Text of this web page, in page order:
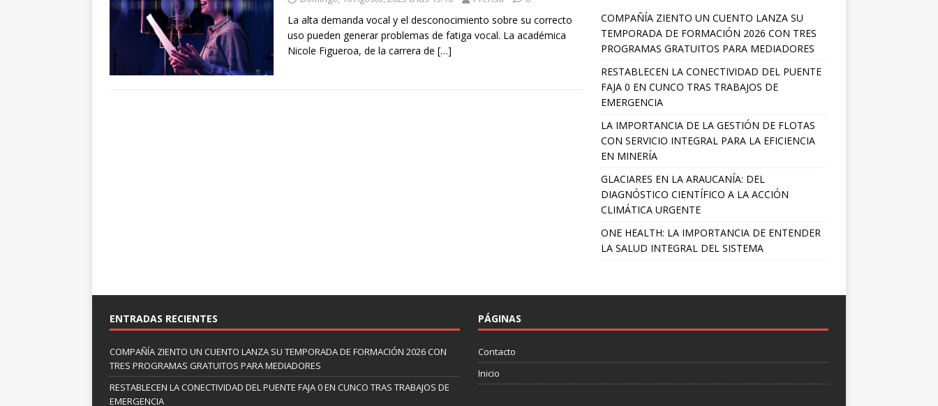
La alta demanda vocal y el desconocimiento sobre su correcto
uso pueden generar problemas de fatiga vocal. La académica
Nicole Figueroa, de la carrera de […]
COMPAÑÍA ZIENTO UN CUENTO LANZA SU
TEMPORADA DE FORMACIÓN 2026 CON TRES
PROGRAMAS GRATUITOS PARA MEDIADORES
RESTABLECEN LA CONECTIVIDAD DEL PUENTE
FAJA 0 EN CUNCO TRAS TRABAJOS DE
EMERGENCIA
LA IMPORTANCIA DE LA GESTIÓN DE FLOTAS
CON SERVICIO INTEGRAL PARA LA EFICIENCIA
EN MINERÍA
GLACIARES EN LA ARAUCANÍA: DEL
DIAGNÓSTICO CIENTÍFICO A LA ACCIÓN
CLIMÁTICA URGENTE
ONE HEALTH: LA IMPORTANCIA DE ENTENDER
LA SALUD INTEGRAL DEL SISTEMA
ENTRADAS RECIENTES
COMPAÑÍA ZIENTO UN CUENTO LANZA SU TEMPORADA DE FORMACIÓN 2026 CON
TRES PROGRAMAS GRATUITOS PARA MEDIADORES
RESTABLECEN LA CONECTIVIDAD DEL PUENTE FAJA 0 EN CUNCO TRAS TRABAJOS DE
EMERGENCIA
PÁGINAS
Contacto
Inicio